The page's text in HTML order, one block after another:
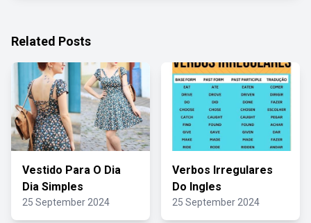
Related Posts
Vestido Para O Dia
Dia Simples
25 September 2024
Verbos Irregulares
Do Ingles
25 September 2024